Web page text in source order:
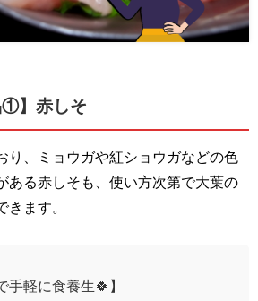
①】赤しそ
り、ミョウガや紅ショウガなどの色
ある赤しそも、使い方次第で大葉の
きます。
手軽に食養生🍀】